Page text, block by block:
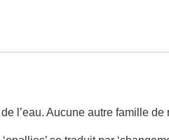
l’eau. Aucune autre famille de